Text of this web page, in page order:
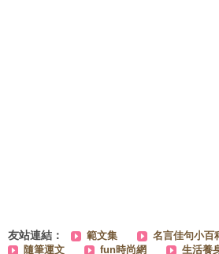
友站連結： 範文集 名言佳句小百
隨筆運文
fun時尚網 生活養